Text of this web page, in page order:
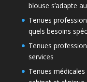
blouse s’adapte
Tenues
quels besoins
Tenues
services
Tenues